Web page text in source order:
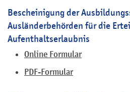
Bescheinigung der
Ausländerbehörden für die
Aufenthaltserlaubnis
Online Formular
PDF-Formular